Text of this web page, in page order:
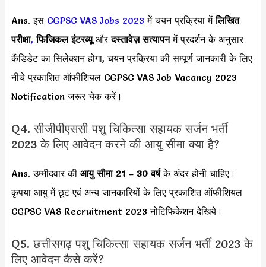
Ans. इस CGPSC VAS Jobs 2023 में चयन प्रक्रिया मेंलिखित
परीक्षा, फिजिकल इंटरव्यूऔरदस्तावेज़ सत्यापन में प्रदर्शन के अनुसार
कैंडिडेट का सिलेक्शन होगा, चयन प्रक्रिया की सम्पूर्ण जानकारी के लिए
नीचे प्रकाशित ऑफीशियल CGPSC VAS Job Vacancy 2023
Notification जरूर चेक करें।
Q4. सीजीपीएससी पशु चिकित्सा सहायक सर्जन भर्ती
2023 के लिए आवेदन करने की आयु सीमा क्या है?
Ans. उम्मीदवार की आयु सीमा 21 – 30 वर्षके अंदर होनी चाहिए।
कृपया आयु में छूट एवं अन्य जानकारियों के लिए प्रकाशित ऑफीशियल
CGPSC VAS Recruitment 2023 नोटिफिकेशन देखिये।
Q5. छत्तीसगढ़ पशु चिकित्सा सहायक सर्जन भर्ती 2023 के
लिए आवेदन कैसे करें?